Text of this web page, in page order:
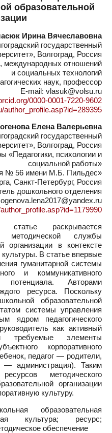
образовательной
Ирина Вячеславовна
государственный
Волгоград, Россия
международных отношений
и социальных технологий
наук, профессор
E-mail: vlasuk@volsu.ru
0000-0001-7220-9602
author_profile.asp?id=289395
Елена Валерьевна
государственный
Волгоград, Россия
«Педагогики, психологии и
социальной работы»
№ 56 имени М.Б. Пильдес»
Санкт-Петербург, Россия
дошкольного отделения
раскрывается
методической службы
организации в контексте
В статье впервые
гуманитарной системы
и коммуникативного
потенциала. Авторами
ресурса. Поскольку
образовательной
системы управления
ядром педагогического
как активный
требуемые элементы
корпоративного
педагог — родители,
— администрация). Таким
методического
организации
культуру.
образовательная
культура; ресурс;
обеспечение